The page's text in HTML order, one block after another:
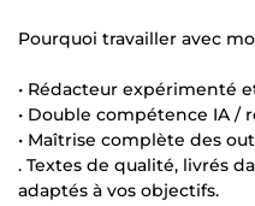
Pourquoi travailler avec
• Rédacteur expérimenté
• Double compétence IA /
• Maîtrise complète des
. Textes de qualité, livrés
adaptés à vos objectifs.